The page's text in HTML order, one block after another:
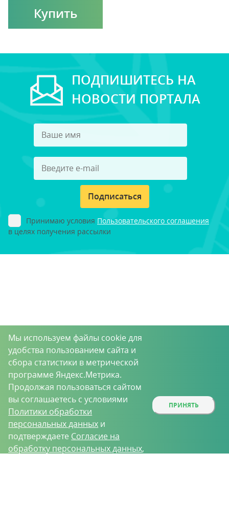
Купить
ПОДПИШИТЕСЬ НА
НОВОСТИ ПОРТАЛА
Подписаться
Принимаю условия Пользовательского соглашения
в целях получения рассылки
Мы используем файлы cookie для
удобства пользованием сайта и
сбора статистики в метрической
программе Яндекс.Метрика.
Продолжая пользоваться сайтом
вы соглашаетесь с условиями
Политики обработки
персональных данных и
подтверждаете Согласие на
обработку персональных данных,
ПРИНЯТЬ